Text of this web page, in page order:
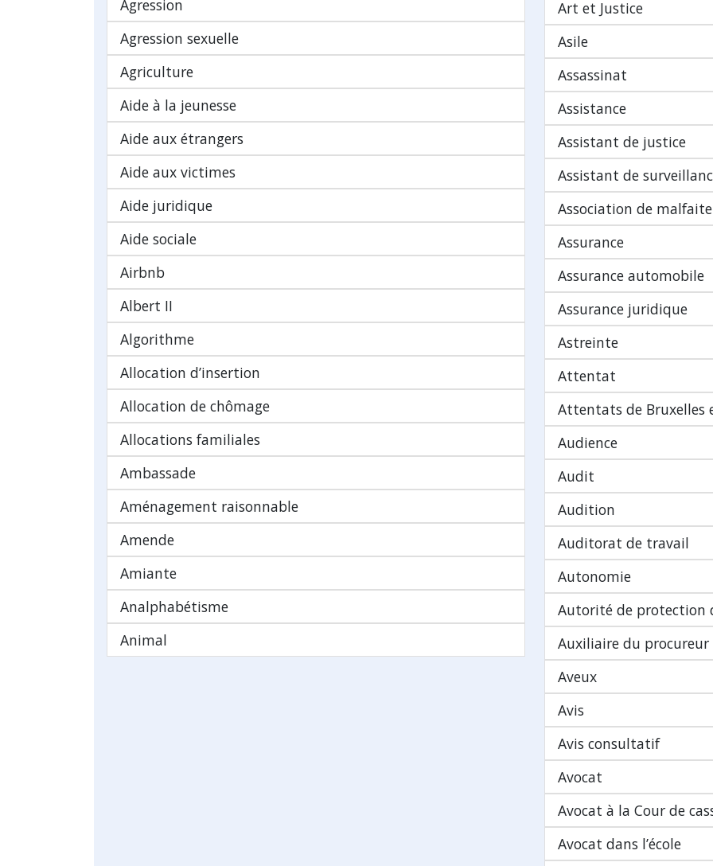
Agression
Agression sexuelle
Agriculture
Aide à la jeunesse
Aide aux étrangers
Aide aux victimes
Aide juridique
Aide sociale
Airbnb
Albert II
Algorithme
Allocation d’insertion
Allocation de chômage
Allocations familiales
Ambassade
Aménagement raisonnable
Amende
Amiante
Analphabétisme
Animal
Art et Justice
Asile
Assassinat
Assistance
Assistant de justice
Assistant de
Association de
Assurance
Assurance automobile
Assurance juridique
Astreinte
Attentat
Attentats de Bruxelles
Audience
Audit
Audition
Auditorat de travail
Autonomie
Autorité de protection
Auxiliaire du procureur
Aveux
Avis
Avis consultatif
Avocat
Avocat à la Cour de
Avocat dans l’école